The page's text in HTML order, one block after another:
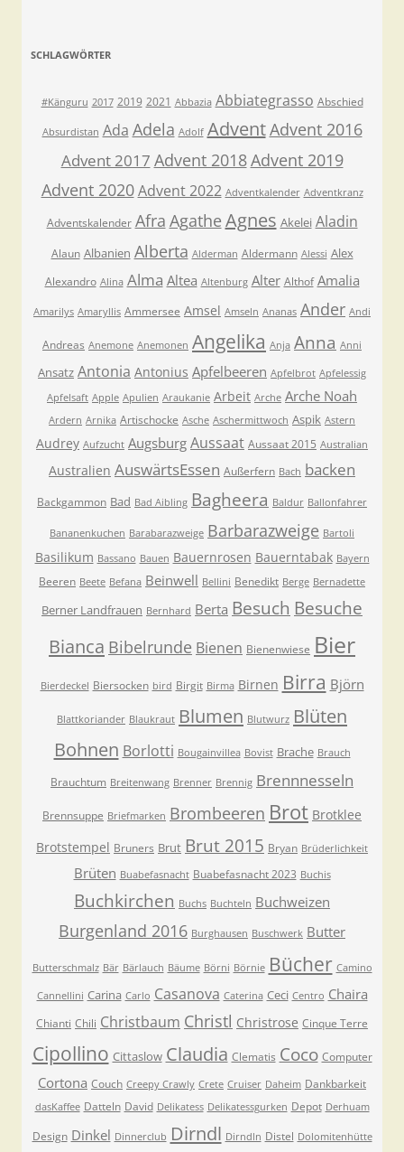
SCHLAGWÖRTER
#Känguru 2017 2019 2021 Abbazia Abbiategrasso Abschied
Absurdistan Ada Adela Adolf AdventAdvent 2016
Advent 2017 Advent 2018Advent 2019
Advent 2020 Advent 2022 Adventkalender Adventkranz
Adventskalender Afra Agathe Agnes Akelei Aladin
Alaun Albanien Alberta Alderman Aldermann Alessi Alex
Alexandro Alina Alma Altea Altenburg Alter Althof Amalia
Amarilys Amaryllis Ammersee Amsel Amseln Ananas Ander Andi
Andreas Anemone Anemonen Angelika Anja Anna Anni
Ansatz Antonia Antonius Apfelbeeren Apfelbrot Apfelessig
Apfelsaft Apple Apulien Araukanie Arbeit Arche Arche Noah
Ardern Arnika Artischocke Asche Aschermittwoch Aspik Astern
Audrey Aufzucht Augsburg Aussaat Aussaat 2015 Australian
Australien AuswärtsEssen Außerfern Bach backen
Backgammon Bad Bad Aibling Bagheera Baldur Ballonfahrer
Bananenkuchen Barabarazweige Barbarazweige Bartoli
Basilikum Bassano Bauen Bauernrosen Bauerntabak Bayern
Beeren Beete Befana Beinwell Bellini Benedikt Berge Bernadette
Berner Landfrauen Bernhard Berta Besuch Besuche
Bianca Bibelrunde Bienen Bienenwiese Bier
Bierdeckel Biersocken bird Birgit Birma Birnen Birra Björn
Blattkoriander Blaukraut Blumen Blutwurz Blüten
Bohnen Borlotti Bougainvillea Bovist Brache Brauch
Brauchtum Breitenwang Brenner Brennig Brennnesseln
Brennsuppe Briefmarken Brombeeren Brot Brotklee
Brotstempel Bruners Brut Brut 2015 Bryan Brüderlichkeit
Brüten Buabefasnacht Buabefasnacht 2023 Buchis
Buchkirchen Buchs Buchteln Buchweizen
Burgenland 2016 Burghausen Buschwerk Butter
Butterschmalz Bär Bärlauch Bäume Börni Börnie Bücher Camino
Cannellini Carina Carlo Casanova Caterina Ceci Centro Chaira
Chianti Chili Christbaum Christl Christrose Cinque Terre
Cipollino Cittaslow Claudia Clematis Coco Computer
Cortona Couch Creepy Crawly Crete Cruiser Daheim Dankbarkeit
dasKaffee Datteln David Delikatess Delikatessgurken Depot Derhuam
Design Dinkel Dinnerclub Dirndl Dirndln Distel Dolomitenhütte